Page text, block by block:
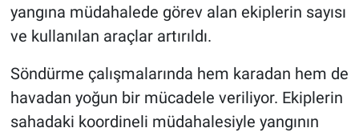
yangına müdahalede görev alan ekiplerin sayısı
ve kullanılan araçlar artırıldı.
Söndürme çalışmalarında hem karadan hem de
havadan yoğun bir mücadele veriliyor. Ekiplerin
sahadaki koordineli müdahalesiyle yangının